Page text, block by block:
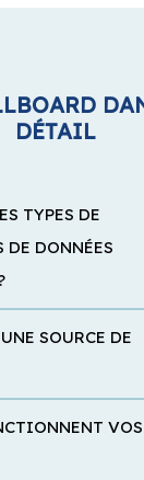
DÉTAIL
TYPES DE
DE DONNÉES
SOURCE DE
VOS
DIFFÉRENCE
D’AFFICHAGE
TEMPORAIRE ?